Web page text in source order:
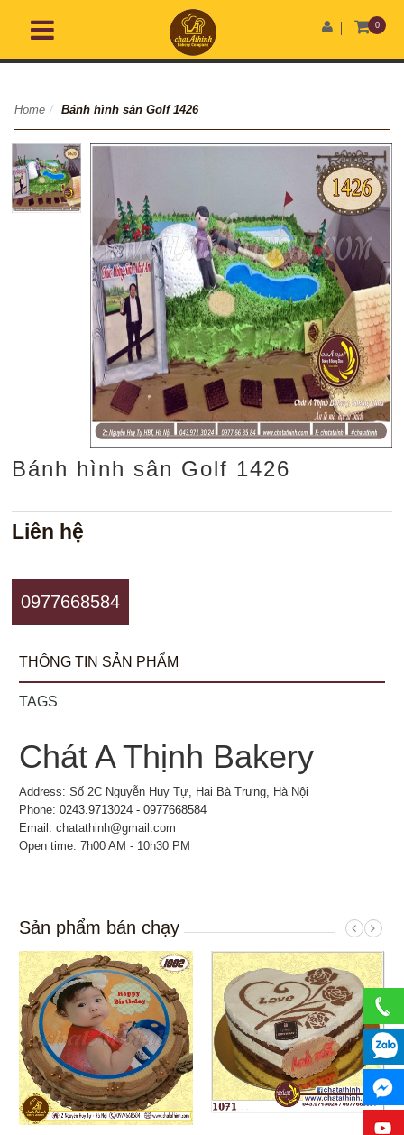
0
Home / Bánh hình sân Golf 1426
Bánh hình sân Golf 1426
Liên hệ
0977668584
THÔNG TIN SẢN PHẨM
TAGS
Chát A Thịnh Bakery
Address: Số 2C Nguyễn Huy Tự, Hai Bà Trưng, Hà Nội
Phone:0243.9713024 - 0977668584
Email: chatathinh@gmail.com
Open time: 7h00 AM - 10h30 PM
Sản phẩm bán chạy